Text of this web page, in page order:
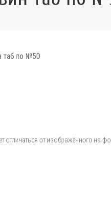
отличаться от изображённого на